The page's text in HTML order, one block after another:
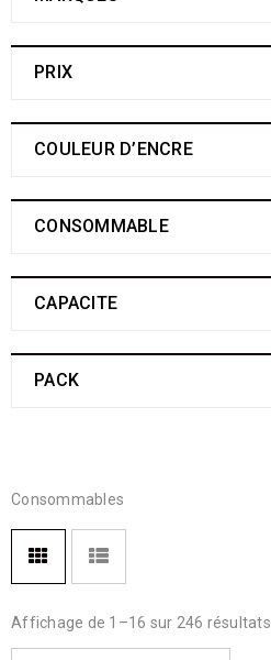
PRIX
COULEUR D’ENCRE
CONSOMMABLE
CAPACITE
PACK
Consommables
Affichage de 1–16 sur 246 résultats